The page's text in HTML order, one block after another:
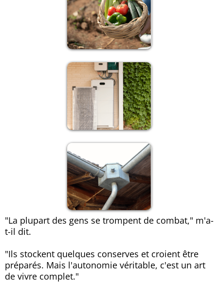
"La plupart des gens se trompent de combat," m'a-
t-il dit.
"Ils stockent quelques conserves et croient être
préparés. Mais l'autonomie véritable, c'est un art
de vivre complet."